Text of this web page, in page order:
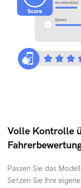
Volle Kontrolle
Passen Sie das
Setzen Sie Ihre